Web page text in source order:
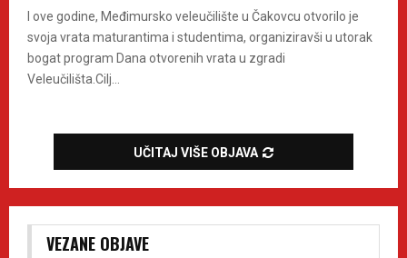
I ove godine, Međimursko veleučilište u Čakovcu otvorilo je
svoja vrata maturantima i studentima, organiziravši u utorak
bogat program Dana otvorenih vrata u zgradi
Veleučilišta.Cilj...
UČITAJ VIŠE OBJAVA
VEZANE OBJAVE